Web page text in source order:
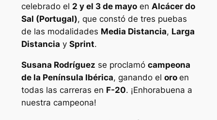
celebrado el 2 y el 3 de mayoen Alcácer do
Sal (Portugal), que constó de tres puebas
de las modalidades Media Distancia, Larga
Distancia y Sprint.
Susana Rodríguez se proclamó campeona
de la Península Ibérica, ganando el oro en
todas las carreras en F-20. ¡Enhorabuena a
nuestra campeona!